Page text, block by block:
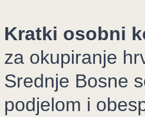
Kratki osobni
za okupiranje
Srednje Bosne
podjelom i